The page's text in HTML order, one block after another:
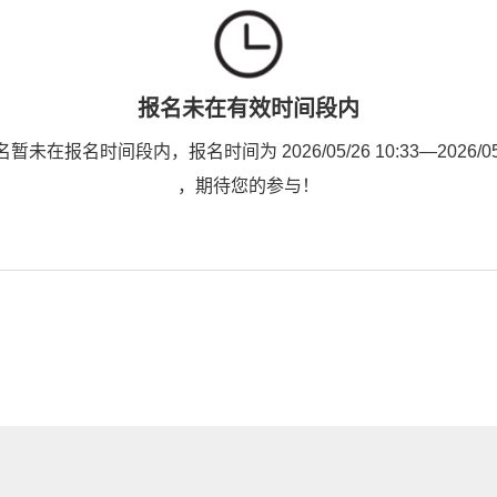
报名未在有效时间段内
暂未在报名时间段内，报名时间为 2026/05/26 10:33—2026/
，期待您的参与！